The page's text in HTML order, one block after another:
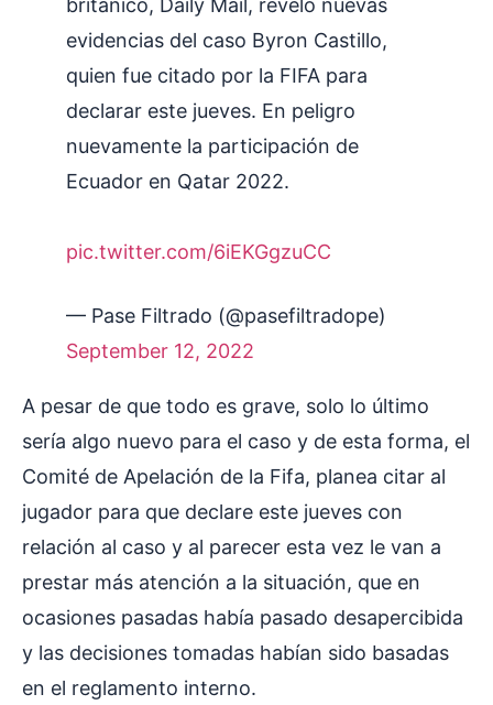
británico, Daily Mail, reveló nuevas
evidencias del caso Byron Castillo,
quien fue citado por la FIFA para
declarar este jueves. En peligro
nuevamente la participación de
Ecuador en Qatar 2022.
pic.twitter.com/6iEKGgzuCC
— Pase Filtrado (@pasefiltradope)
September 12, 2022
A pesar de que todo es grave, solo lo último
sería algo nuevo para el caso y de esta forma, el
Comité de Apelación de la Fifa, planea citar al
jugador para que declare este jueves con
relación al caso y al parecer esta vez le van a
prestar más atención a la situación, que en
ocasiones pasadas había pasado desapercibida
y las decisiones tomadas habían sido basadas
en el reglamento interno.